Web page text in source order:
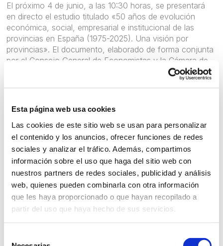
Esta página web usa cookies
Las cookies de este sitio web se usan para personalizar
el contenido y los anuncios, ofrecer funciones de redes
sociales y analizar el tráfico. Además, compartimos
información sobre el uso que haga del sitio web con
nuestros partners de redes sociales, publicidad y análisis
web, quienes pueden combinarla con otra información
que les haya proporcionado o que hayan recopilado a
partir del uso que haya hecho de sus servicios.
El próximo 4 de junio, a las 10:30 horas, se presentará
en directo el estudio titulado «50 años de evolución
económica, social, empresarial e institucional de las
provincias en España (1975-2025). Una visión por
provincias». El documento, elaborado de forma conjunta
por el Consejo General de Economistas y la Cámara de
Comercio de España, se transmitirá a través del canal de
investigación desciende al nivel provincial para examinar
las transformaciones estructurales del mapa económico
y empresarial del país durante el último medio siglo.
La apertura correrá a cargo de los presidentes Miguel
Ángel Vázquez Taín, y José Luis Bonet. Por otra parte, la
dirección del análisis la asumirán los directores de los
Servicios de Estudios de ambas instituciones, Salvador
Marín y Raúl Mínguez Fuentes. El informe está concebido
como una herramienta orientada a optimizar la
planificación de políticas públicas y la toma de decisiones
en el tejido corporativo. Durante la emisión, los autores